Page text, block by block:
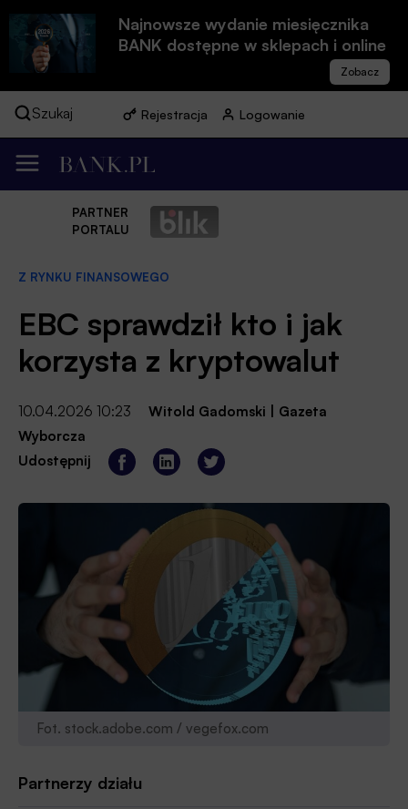
Najnowsze wydanie miesięcznika
BANK dostępne w sklepach i online
Szukaj Rejestracja Logowanie
PARTNER
PORTALU
Z RYNKU FINANSOWEGO
EBC sprawdził kto i jak
korzysta z kryptowalut
10.04.2026 10:23 Witold Gadomski
Gazeta
Wyborcza
Udostępnij
Fot. stock.adobe.com / vegefox.com
Partnerzy działu